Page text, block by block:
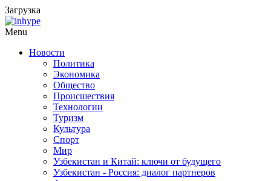
Загрузка
Menu
Новости
Политика
Экономика
Общество
Происшествия
Технологии
Туризм
Культура
Спорт
Мир
Узбекистан и Китай: ключи от будущего
Узбекистан - Россия: диалог партнеров